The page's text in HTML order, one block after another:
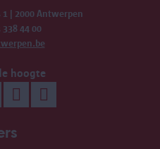
1 | 2000 Antwerpen
44 00
hoogte